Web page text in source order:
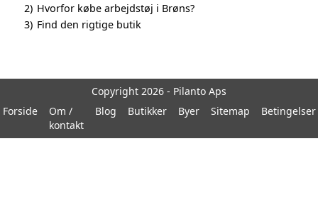
2) Hvorfor købe arbejdstøj i Brøns?
3) Find den rigtige butik
Copyright 2026 - Pilanto Aps
Forside
Om /
kontakt
Blog Butikker Byer Sitemap Betingelser